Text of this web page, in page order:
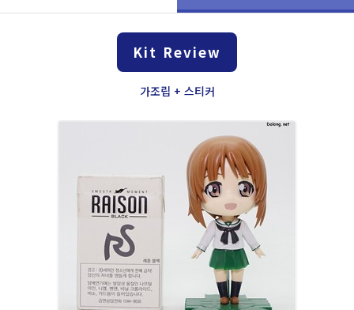
Kit Review
가조립 + 스티커